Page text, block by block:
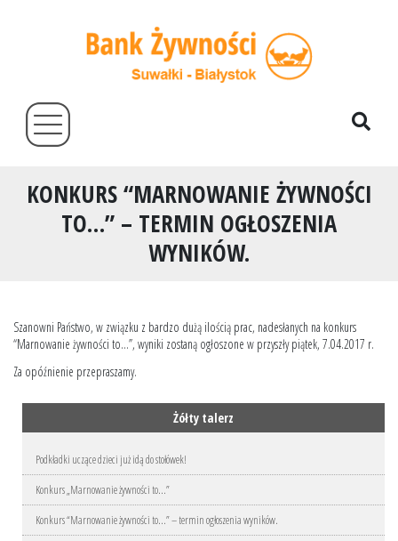
KONKURS “MARNOWANIE ŻYWNOŚCI
TO…” – TERMIN OGŁOSZENIA
WYNIKÓW.
Szanowni Państwo, w związku z bardzo dużą ilością prac, nadesłanych na konkurs
“Marnowanie żywności to…”, wyniki zostaną ogłoszone w przyszły piątek, 7.04.2017 r.
Za opóźnienie przepraszamy.
Żółty talerz
Podkładki uczące dzieci już idą do stołówek!
Konkurs „Marnowanie żywności to…”
Konkurs “Marnowanie żywności to…” – termin ogłoszenia wyników.